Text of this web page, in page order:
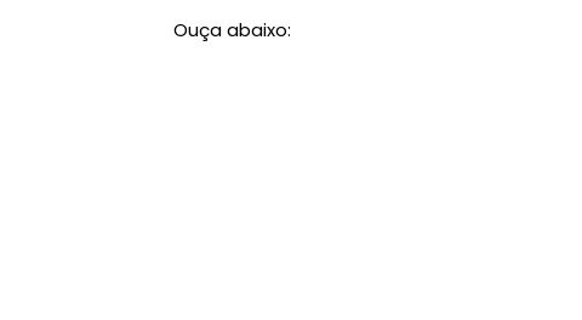
Ouça abaixo: